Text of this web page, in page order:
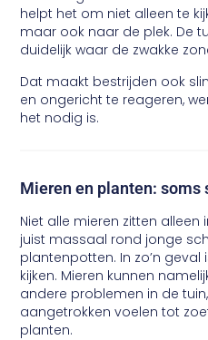
helpt het om niet alleen te
maar ook naar de plek. De
duidelijk waar de zwakke
Dat maakt bestrijden ook
en ongericht te reageren,
het nodig is.
Mieren en planten: soms
Niet alle mieren zitten alleen
juist massaal rond jonge
plantenpotten. In zo’n
kijken. Mieren kunnen
andere problemen in de
aangetrokken voelen tot
planten.